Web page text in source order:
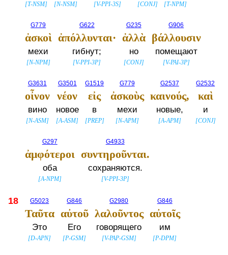
[T-NSM] [N-NSM] [V-PPI-3S] [CONJ] [T-NPM]
G779
ἀσκοὶ
мехи
[N-NPM]
G622
ἀπόλλυνται·
гибнут;
[V-PPI-3P]
G235
ἀλλὰ
но
[CONJ]
G906
βάλλουσιν
помещают
[V-PAI-3P]
G3631
οἶνον
вино
[N-ASM]
G3501
νέον
новое
[A-ASM]
G1519
εἰς
в
[PREP]
G779
ἀσκοὺς
мехи
[N-APM]
G2537
καινούς,
новые,
[A-APM]
G2532
καὶ
и
[CONJ]
G297
ἀμφότεροι
оба
[A-NPM]
G4933
συντηροῦνται.
сохраняются.
[V-PPI-3P]
18 G5023
Ταῦτα
Это
[D-APN]
G846
αὐτοῦ
Его
[P-GSM]
G2980
λαλοῦντος
говорящего
[V-PAP-GSM]
G846
αὐτοῖς
им
[P-DPM]